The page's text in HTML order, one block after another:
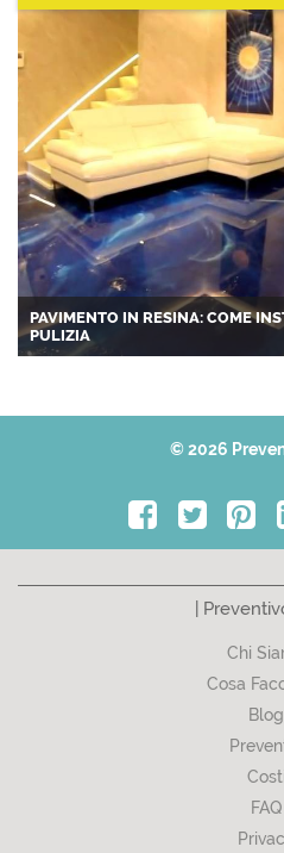
PAVIMENTO IN RESINA: COME
PULIZIA
© 2026
|
Chi
Cosa
Blog
Costi
FAQ